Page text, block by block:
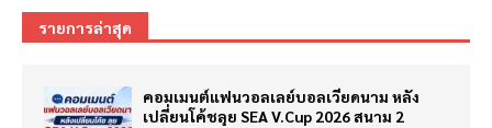
รายการล่าสุด
คอมเมนต์แฟนวอลเลย์บอลเวียดนาม หลัง
เปลี่ยนโค้ชลุย SEA V.Cup 2026 สนาม 2